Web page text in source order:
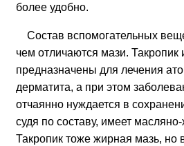
более удобно.
Состав вспомогательных
чем отличаются мази. Такропик
предназначены для лечения
дерматита, а при этом
отчаянно нуждается в
судя по составу, имеет
Такропик тоже жирная мазь, но